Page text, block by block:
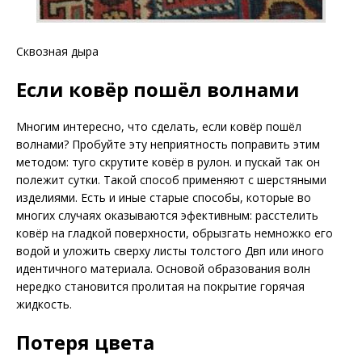
Сквозная дыра
Если ковёр пошёл волнами
Многим интересно, что сделать, если ковёр пошёл
волнами? Пробуйте эту неприятность поправить этим
методом: туго скрутите ковёр в рулон. и пускай так он
полежит сутки. Такой способ применяют с шерстяными
изделиями. Есть и иные старые способы, которые во
многих случаях оказываются эфективным: расстелить
ковёр на гладкой поверхности, обрызгать немножко его
водой и уложить сверху листы толстого Двп или иного
идентичного материала. Основой образования волн
нередко становится пролитая на покрытие горячая
жидкость.
Потеря цвета